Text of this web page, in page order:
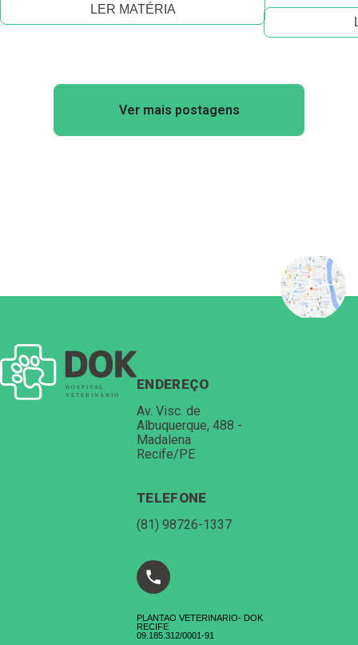
LER MATÉRIA
Ver mais postagens
ENDEREÇO
Av. Visc. de
Albuquerque, 488 -
Madalena
Recife/PE
TELEFONE
(81) 98726-1337
PLANTAO VETERINARIO- DOK
RECIFE
⁠09.185.312/0001-91